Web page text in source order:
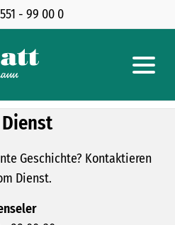
- 99 00 0
Geschichte? Kontaktieren
Dienst.